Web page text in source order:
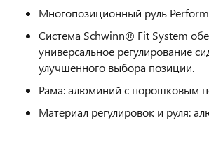
Многопозиционный руль
Система Schwinn® Fit System
универсальное регулирование
улучшенного выбора позиции.
Рама: алюминий с порошковым
Материал регулировок и руля: